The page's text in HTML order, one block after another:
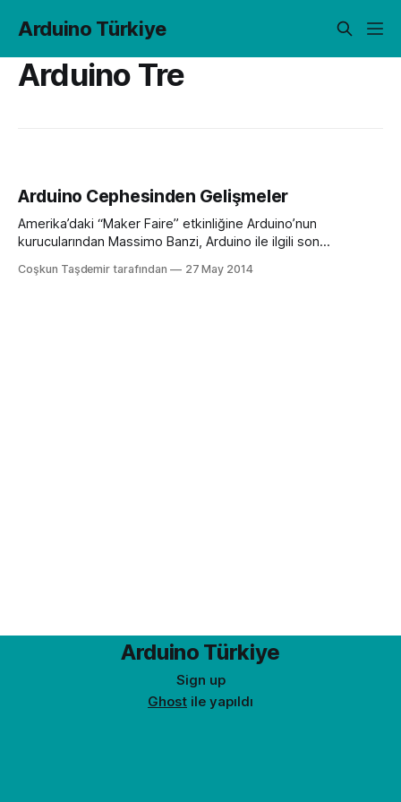
Arduino Türkiye
Arduino Tre
Arduino Cephesinden Gelişmeler
Amerika’daki “Maker Faire” etkinliğine Arduino’nun
kurucularından Massimo Banzi, Arduino ile ilgili son
haberleri öğrendik. Arduino cephesinde önemli gelişmeler
Coşkun Taşdemir tarafından 27 May 2014
Arduino Türkiye
Sign up
Ghost ile yapıldı